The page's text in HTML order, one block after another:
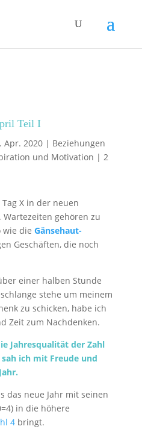
Teil I
Apr. 2020| Beziehungen
und Motivation | 2
X in der neuen
Wartezeiten gehören zu
wie die Gänsehaut-
Geschäften, die noch
einer halben Stunde
stehe um meinem
zu schicken, habe ich
Zeit zum Nachdenken.
Jahresqualität der Zahl
ich mit Freude und
das neue Jahr mit seinen
in die höhere
4bringt.